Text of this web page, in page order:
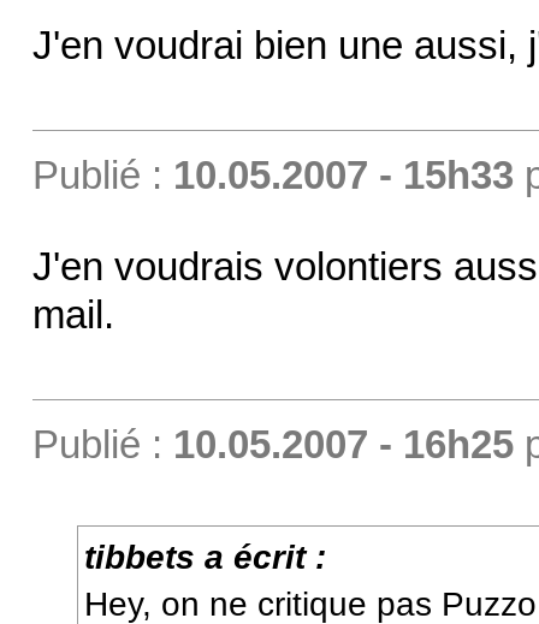
J'en voudrai bien une aussi,
Publié : 10.05.2007 - 15h33
J'en voudrais volontiers
mail.
Publié : 10.05.2007 - 16h25
tibbets a écrit :
Hey, on ne critique pas